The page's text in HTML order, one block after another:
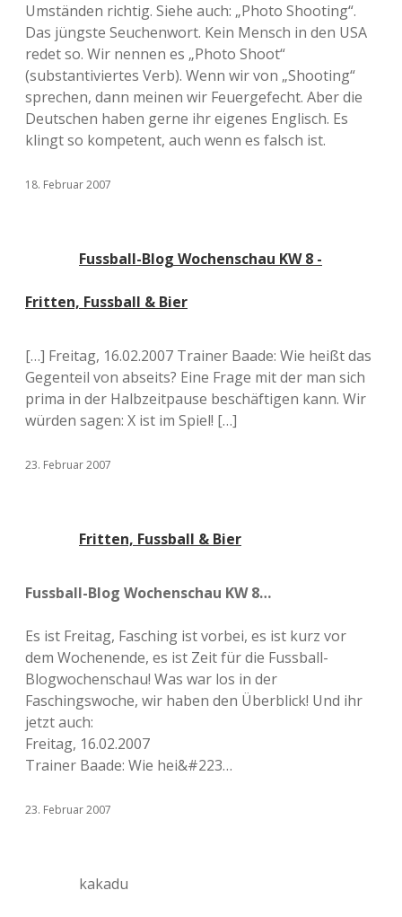
Umständen richtig. Siehe auch: „Photo Shooting“.
Das jüngste Seuchenwort. Kein Mensch in den USA
redet so. Wir nennen es „Photo Shoot“
(substantiviertes Verb). Wenn wir von „Shooting“
sprechen, dann meinen wir Feuergefecht. Aber die
Deutschen haben gerne ihr eigenes Englisch. Es
klingt so kompetent, auch wenn es falsch ist.
18. Februar 2007
Fussball-Blog Wochenschau KW 8 -
Fritten, Fussball & Bier
[…] Freitag, 16.02.2007 Trainer Baade: Wie heißt das
Gegenteil von abseits? Eine Frage mit der man sich
prima in der Halbzeitpause beschäftigen kann. Wir
würden sagen: X ist im Spiel! […]
23. Februar 2007
Fritten, Fussball & Bier
Fussball-Blog Wochenschau KW 8…
Es ist Freitag, Fasching ist vorbei, es ist kurz vor
dem Wochenende, es ist Zeit für die Fussball-
Blogwochenschau! Was war los in der
Faschingswoche, wir haben den Überblick! Und ihr
jetzt auch:
Freitag, 16.02.2007
Trainer Baade: Wie hei&#223…
23. Februar 2007
kakadu